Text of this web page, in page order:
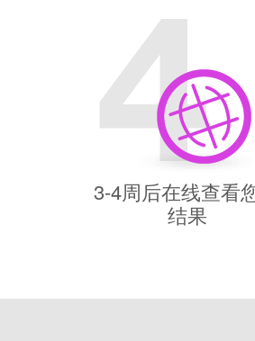
3-4周后在线查看
结果